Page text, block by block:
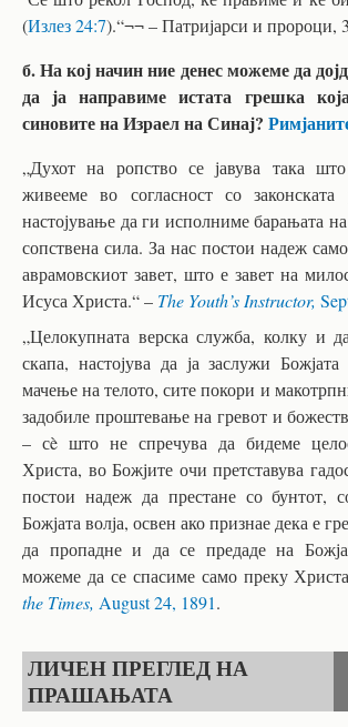
(Излез 24:7).“¬¬ – Патријарси и пророци,
б. На кој начин ние денес можеме да
да ја направиме истата грешка
синовите на Израел на Синај?
„Духот на ропство се јавува така
живееме во согласност со законската
настојување да ги исполниме барањата
сопствена сила. За нас постои надеж
аврамовскиот завет, што е завет на
Исуса Христа.“ – The Youth’s Instructor,
„Целокупната верска служба, колку и
скапа, настојува да ја заслужи
мачење на телото, сите покори и
задобиле проштевање на гревот и
– сè што не спречува да бидеме
Христа, во Божјите очи претставува
постои надеж да престане со бунтот,
Божјата волја, освен ако признае дека е
да пропадне и да се предаде на
можеме да се спасиме само преку
the Times, August 24, 1891.
ЛИЧЕН ПРЕГЛЕД НА
ПРАШАЊАТА